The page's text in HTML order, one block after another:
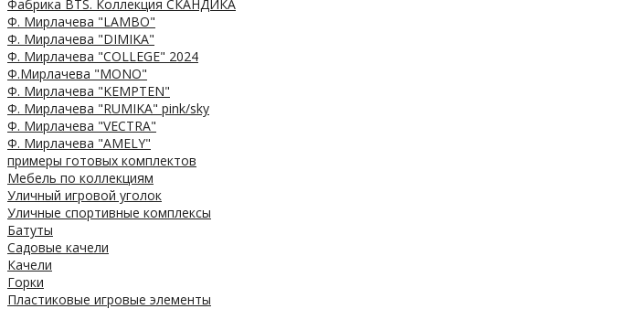
Фабрика BTS. Коллекция СКАНДИКА
Ф. Мирлачева "LAMBO"
Ф. Мирлачева "DIMIKA"
Ф. Мирлачева "COLLEGE" 2024
Ф.Мирлачева "MONO"
Ф. Мирлачева "KEMPTEN"
Ф. Мирлачева "RUMIKA" pink/sky
Ф. Мирлачева "VECTRA"
Ф. Мирлачева "AMELY"
примеры готовых комплектов
Мебель по коллекциям
Уличный игровой уголок
Уличные спортивные комплексы
Батуты
Садовые качели
Качели
Горки
Пластиковые игровые элементы